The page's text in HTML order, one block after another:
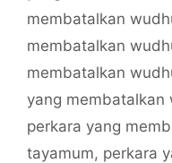
membatalkan
membatalkan
membatalkan
yang membatalkan
perkara yang
tayamum, perkara